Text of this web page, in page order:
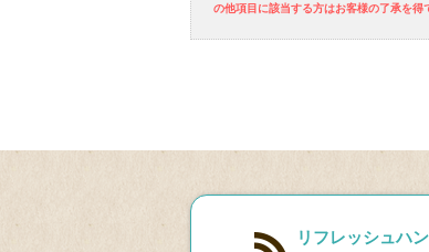
の他項目に該当する方はお客様の了承を得
リフレッシュハ